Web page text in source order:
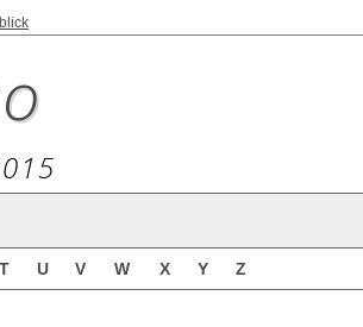
T U V W X Y Z